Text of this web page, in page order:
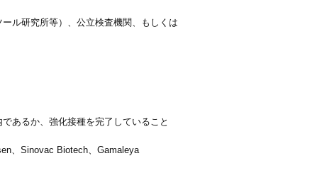
ル研究所等）、公立検査機関、もしくは
あるか、強化接種を完了していること
、Sinovac Biotech、Gamaleya